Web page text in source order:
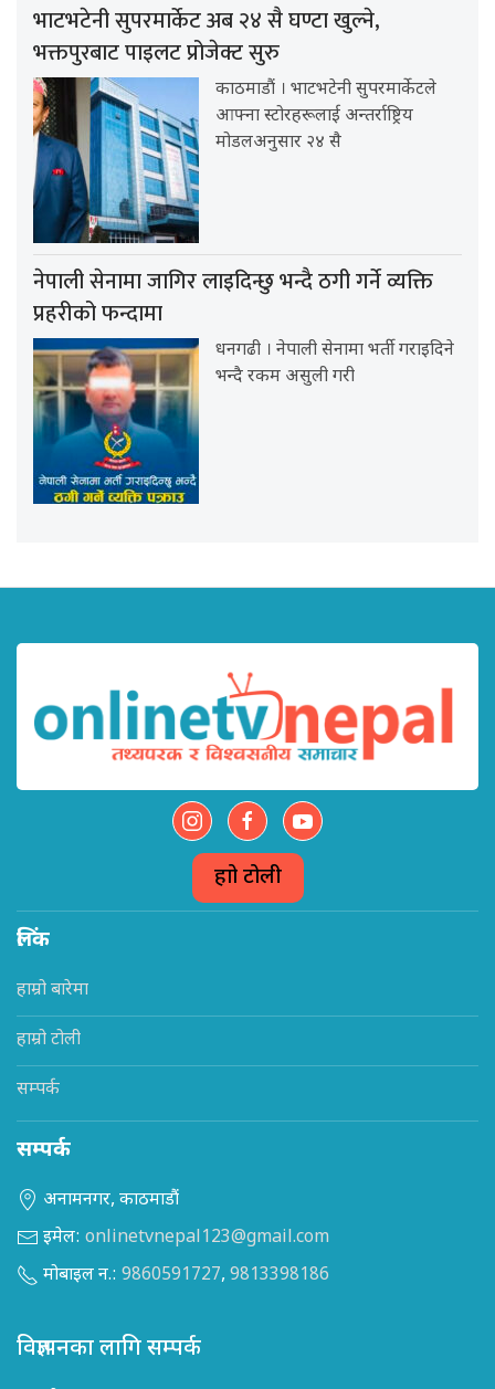
भाटभटेनी सुपरमार्केट अब २४ सै घण्टा खुल्ने,
भक्तपुरबाट पाइलट प्रोजेक्ट सुरु
काठमाडौं । भाटभटेनी सुपरमार्केटले
आफ्ना स्टोरहरूलाई अन्तर्राष्ट्रिय
मोडलअनुसार २४ सै
नेपाली सेनामा जागिर लाइदिन्छु भन्दै ठगी गर्ने व्यक्ति
प्रहरीको फन्दामा
धनगढी । नेपाली सेनामा भर्ती गराइदिने
भन्दै रकम असुली गरी
हाम्रो टोली
लिंक
हाम्रो बारेमा
हाम्रो टोली
सम्पर्क
सम्पर्क
अनामनगर, काठमाडौं
इमेल: onlinetvnepal123@gmail.com
मोबाइल न.: 9860591727, 9813398186
विज्ञापनका लागि सम्पर्क